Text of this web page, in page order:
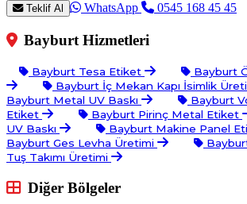
Teklif Al WhatsApp 0545 168 45 45
Bayburt Hizmetleri
Bayburt Tesa Etiket
Bayburt
Bayburt İç Mekan Kapı İsimlik
Bayburt Metal UV Baskı
Bayburt
Etiket
Bayburt Pirinç Metal Etiket
UV Baskı
Bayburt Makine Panel
Bayburt Ges Levha Üretimi
Tuş Takımı Üretimi
Diğer Bölgeler